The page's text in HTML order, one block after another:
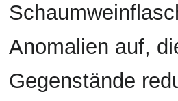
Anomalien auf,
Gegenstände